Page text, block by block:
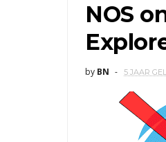
NOS
by BN 5 JAAR